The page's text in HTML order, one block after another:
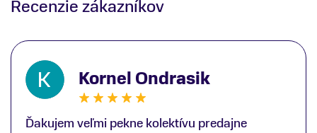
Recenzie zákazníkov
Kornel Ondrasik
Ďakujem veľmi pekne kolektívu predajne